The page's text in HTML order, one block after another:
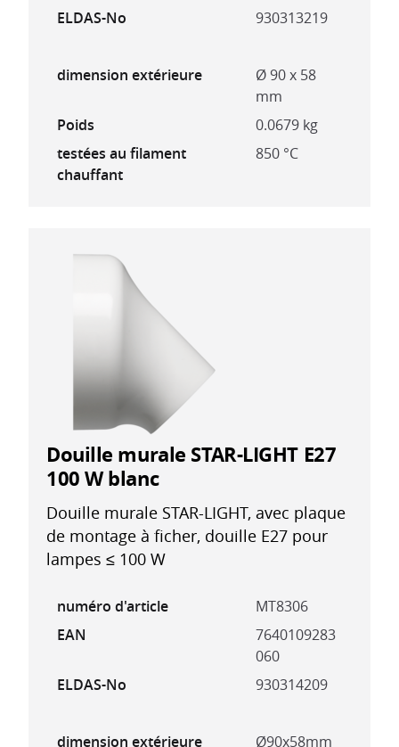
ELDAS-No
930313219
dimension extérieure
Ø 90 x 58
mm
Poids
0.0679 kg
testées au filament
chauffant
850 °C
Douille murale STAR-LIGHT E27
100 W blanc
Douille murale STAR-LIGHT, avec plaque
de montage à ficher, douille E27 pour
lampes ≤ 100 W
numéro d'article
MT8306
EAN
7640109283
060
ELDAS-No
930314209
dimension extérieure Ø90x58mm